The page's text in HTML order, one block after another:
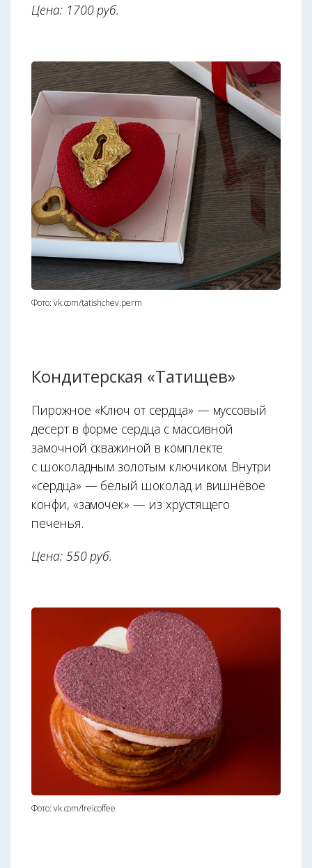
Цена: 1700 руб.
Фото: vk.com/tatishchev.perm
Кондитерская «Татищев»
Пирожное «Ключ от сердца» — муссовый
десерт в форме сердца с массивной
замочной скважиной в комплекте
с шоколадным золотым ключиком. Внутри
«сердца» — белый шоколад и вишнёвое
конфи, «замочек» — из хрустящего
печенья.
Цена: 550 руб.
Фото: vk.com/freicoffee